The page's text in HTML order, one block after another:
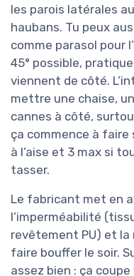
les parois latérales
haubans. Tu peux
comme parasol pour
45° possible,
viennent de côté.
mettre une chaise,
cannes à côté,
ça commence à faire
à l’aise et 3 max si
tasser.
Le fabricant met en
l’imperméabilité
revêtement PU) et la
faire bouffer le soir.
assez bien : ça